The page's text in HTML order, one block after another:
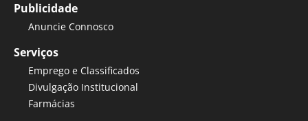
Publicidade
Anuncie Connosco
Serviços
Emprego e Classificados
Divulgação Institucional
Farmácias